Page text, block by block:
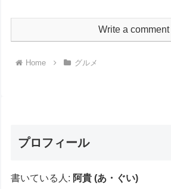
Write a comment
Home グルメ
プロフィール
書いている人: 阿貴 (あ・ぐい)